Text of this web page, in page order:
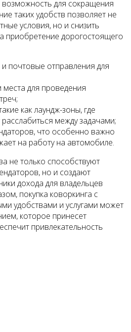
для сокращения
таких удобств позволяет не
условия, но и снизить
приобретение дорогостоящего
и почтовые отправления для
для проведения
как лаундж-зоны, где
между задачами;
что особенно важно
на работу на автомобиле.
не только способствуют
но и создают
дохода для владельцев
покупка коворкинга с
удобствами и услугами может
которое принесет
привлекательность